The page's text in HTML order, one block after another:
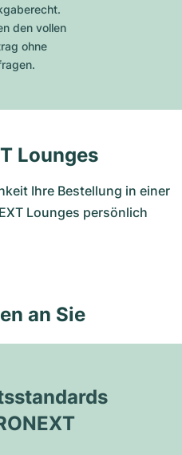
den vollen
ohne
Lounges
Ihre Bestellung in einer
Lounges persönlich
an Sie